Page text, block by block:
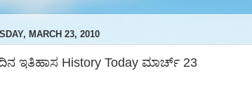
MARCH 23, 2010
ಇತಿಹಾಸ History Today ಮಾರ್ಚ್ 23